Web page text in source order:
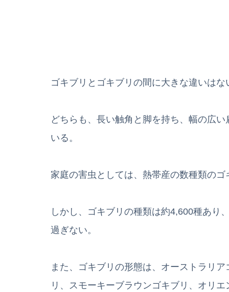
ゴキブリとゴキブリの間に大きな違いはな
どちらも、長い触角と脚を持ち、幅の広
いる。
家庭の害虫としては、熱帯産の数種類の
しかし、ゴキブリの種類は約4,600種あり
過ぎない。
また、ゴキブリの形態は、オーストラリ
リ、スモーキーブラウンゴキブリ、オリ